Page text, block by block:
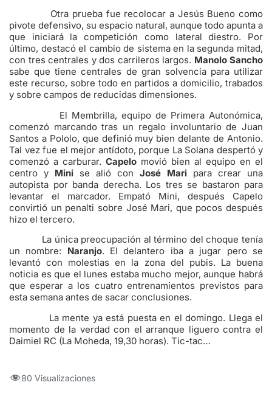
Otra prueba fue recolocar a Jesús Bueno como
pivote defensivo, su espacio natural, aunque todo apunta a
que iniciará la competición como lateral diestro. Por
último, destacó el cambio de sistema en la segunda mitad,
con tres centrales y dos carrileros largos. Manolo Sancho
sabe que tiene centrales de gran solvencia para utilizar
este recurso, sobre todo en partidos a domicilio, trabados
y sobre campos de reducidas dimensiones.
El Membrilla, equipo de Primera Autonómica,
comenzó marcando tras un regalo involuntario de Juan
Santos a Pololo, que definió muy bien delante de Antonio.
Tal vez fue el mejor antídoto, porque La Solana despertó y
comenzó a carburar. Capelo movió bien al equipo en el
centro y Mini se alió con José Mari para crear una
autopista por banda derecha. Los tres se bastaron para
levantar el marcador. Empató Mini, después Capelo
convirtió un penalti sobre José Mari, que pocos después
hizo el tercero.
La única preocupación al término del choque tenía
un nombre: Naranjo. El delantero iba a jugar pero se
levantó con molestias en la zona del pubis. La buena
noticia es que el lunes estaba mucho mejor, aunque habrá
que esperar a los cuatro entrenamientos previstos para
esta semana antes de sacar conclusiones.
La mente ya está puesta en el domingo. Llega el
momento de la verdad con el arranque liguero contra el
Daimiel RC (La Moheda, 19,30 horas). Tic-tac…
80 Visualizaciones